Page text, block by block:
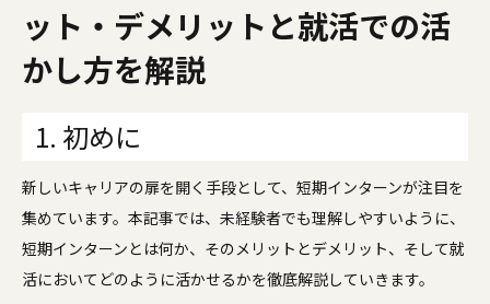
ット・デメリットと就活での活
かし方を解説
1. 初めに
新しいキャリアの扉を開く手段として、短期インターンが注目を
集めています。本記事では、未経験者でも理解しやすいように、
短期インターンとは何か、そのメリットとデメリット、そして就
活においてどのように活かせるかを徹底解説していきます。